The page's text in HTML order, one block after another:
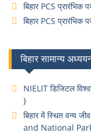
बिहार PCS प्रारंभिक
बिहार PCS प्रारंभिक
बिहार सामान्य
NIELIT डिजिटल
}
बिहार में स्थित वन्य
and National